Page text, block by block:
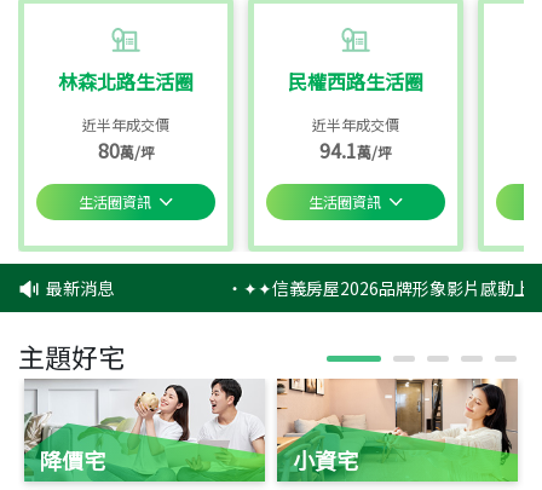
林森北路生活圈
近半年成交價
80萬/坪
生活圈資訊
民權西路生活圈
近半年成交價
94.1萬/坪
生活圈資訊
最新消息 ‧✦✦信義房屋2026品牌形象影片感動上
主題好宅
降價宅 小資宅